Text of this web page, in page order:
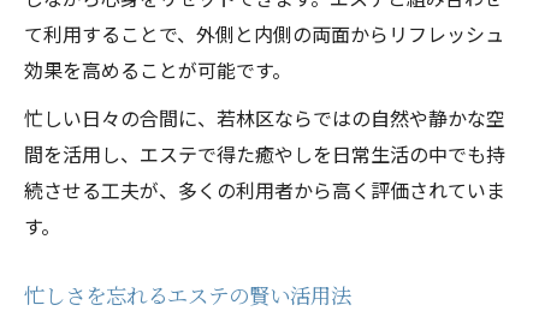
て利用することで、外側と内側の両面からリフレッシュ
効果を高めることが可能です。
忙しい日々の合間に、若林区ならではの自然や静かな空
間を活用し、エステで得た癒やしを日常生活の中でも持
続させる工夫が、多くの利用者から高く評価されていま
す。
忙しさを忘れるエステの賢い活用法